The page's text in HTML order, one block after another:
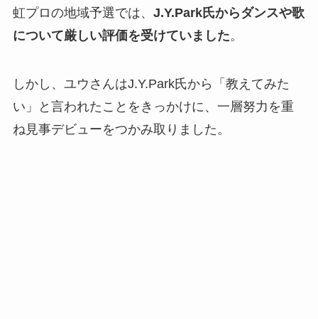
虹プロの地域予選では、 J.Y.Park氏からダンスや歌
について厳しい評価を受けていました。
しかし、ユウさんはJ.Y.Park氏から「教えてみた
い」と言われたことをきっかけに、一層努力を重
ね見事デビューをつかみ取りました。